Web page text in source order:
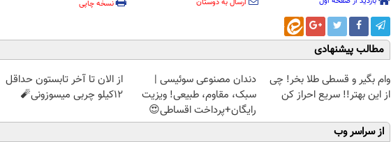
ارسال به دوستان نسخه چاپی
مطالب پیشنهادی
وام بگیر و قسطی طلا بخر! چی
از این بهتر!! سریع احراز کن
دندان مصنوعی سوئیسی |
سبک، مقاوم، طبیعی! ویزیت
رایگان+پرداخت اقساطی😍
از الان تا آخر تابستون حداقل
12کیلو چربی میسوزونی🧨
از سراسر وب